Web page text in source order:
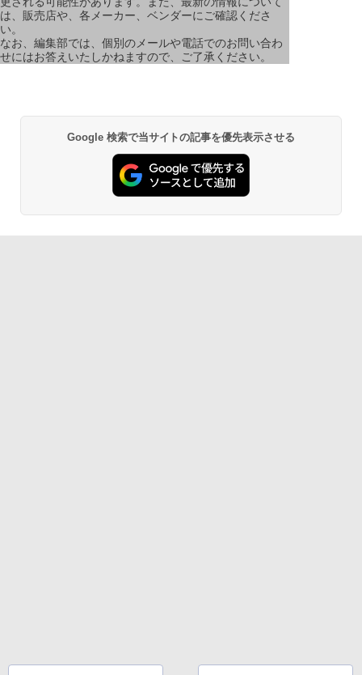
は、販売店や、各メーカー、ベンダーにご確認くださ
い。
なお、編集部では、個別のメールや電話でのお問い合わ
せにはお答えいたしかねますので、ご了承ください。
Google 検索で当サイトの記事を優先表示させる